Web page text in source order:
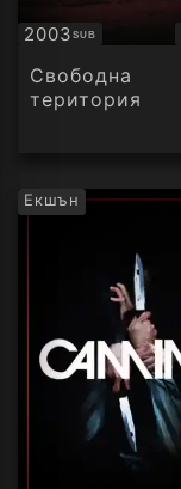
2003SUB
Субтитри
Свободна
територия
Екшън